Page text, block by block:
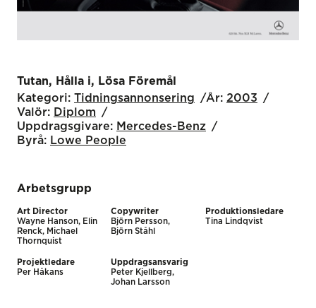
Tutan, Hålla i, Lösa Föremål
Kategori: Tidnings­annonsering År: 2003
Valör: Diplom
Uppdragsgivare: Mercedes-Benz
Byrå: Lowe People
Arbetsgrupp
Art Director
Wayne Hanson, Elin
Renck, Michael
Thornquist
Copywriter
Björn Persson,
Björn Ståhl
Produktionsledare
Tina Lindqvist
Projektledare
Per Håkans
Uppdragsansvarig
Peter Kjellberg,
Johan Larsson